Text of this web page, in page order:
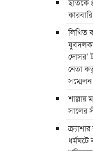
লিখিত
দোসর’
নেতা
সম্মেলন
শাল্লায়
সালের